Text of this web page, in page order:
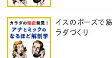
イスのポーズで
ラダづくり